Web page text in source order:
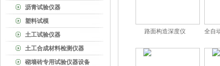
沥青试验仪器
塑料试模
土工试验仪器
土工合成材料检测仪器
砌墙砖专用试验仪器设备
路面构造深度仪 全自